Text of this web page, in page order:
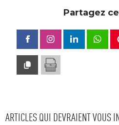
Partagez
ARTICLES QUI DEVRAIENT VOUS